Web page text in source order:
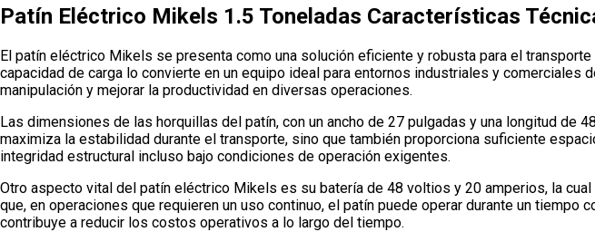
Patín Eléctrico Mikels 1.5 Toneladas Características
El patín eléctrico Mikels se presenta como una solución eficiente y robusta para el
capacidad de carga lo convierte en un equipo ideal para entornos industriales y
manipulación y mejorar la productividad en diversas operaciones.
Las dimensiones de las horquillas del patín, con un ancho de 27 pulgadas y una longitud de
maximiza la estabilidad durante el transporte, sino que también proporciona suficiente
integridad estructural incluso bajo condiciones de operación exigentes.
Otro aspecto vital del patín eléctrico Mikels es su batería de 48 voltios y 20 amperios, la
que, en operaciones que requieren un uso continuo, el patín puede operar durante un
contribuye a reducir los costos operativos a lo largo del tiempo.